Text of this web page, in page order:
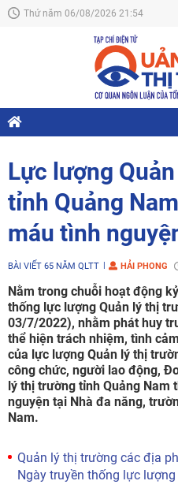
Thứ năm 06/08/2026 21:54
Lực lượng
tỉnh Quảng
máu tình
BÀI VIẾT 65 NĂM QLTT HẢI PHONG
Nằm trong chuỗi hoạt động
thống lực lượng Quản lý thị
03/7/2022), nhằm phát huy
thể hiện trách nhiệm, tình
của lực lượng Quản lý thị
công chức, người lao động,
lý thị trường tỉnh Quảng Nam
nguyện tại Nhà đa năng,
Nam.
Quản lý thị trường các địa
Ngày truyền thống lực lượng